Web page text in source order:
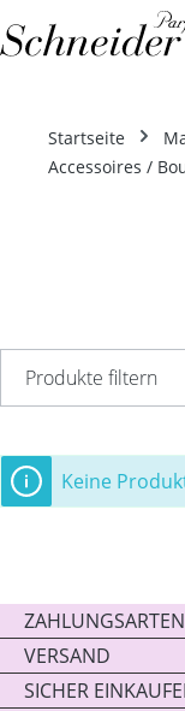
Zum Hauptinhalt
Startseite
Accessoires /
Produkte filtern
Keine
ZAHLUNGSARTEN
VERSAND
SICHER